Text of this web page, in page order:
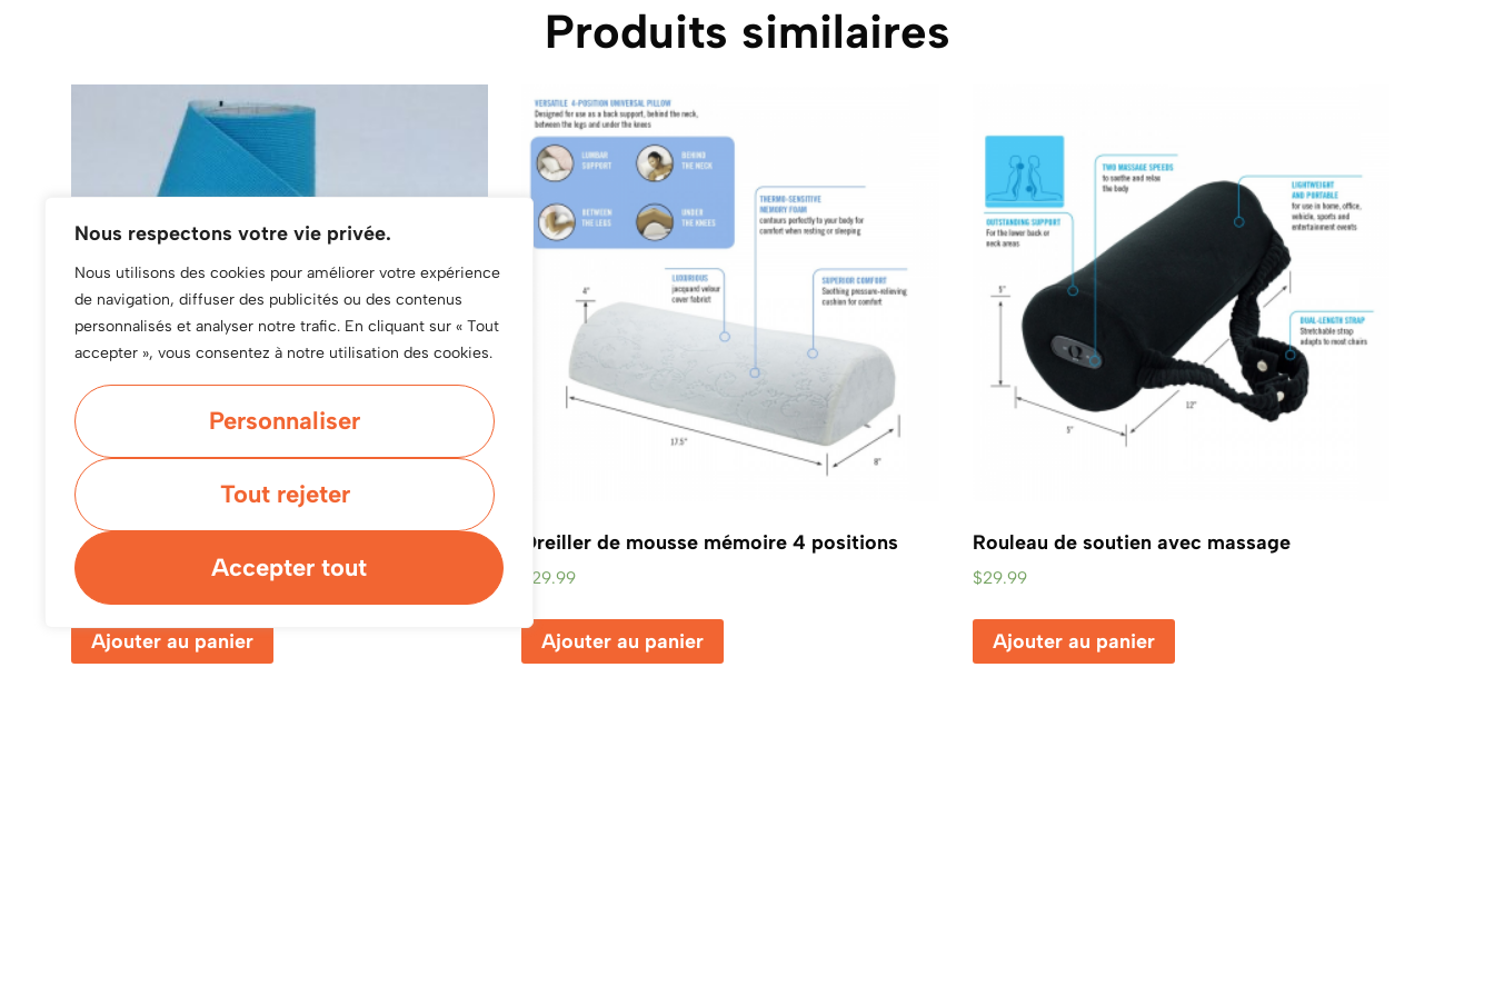
Nous respectons votre vie privée.
Nous utilisons des cookies pour améliorer votre expérience
de navigation, diffuser des publicités ou des contenus
personnalisés et analyser notre trafic. En cliquant sur « Tout
accepter », vous consentez à notre utilisation des cookies.
Personnaliser
Tout rejeter
Accepter tout
Produits similaires
Ruban de kinésiologie
$
Ajouter au panier
Oreiller de mousse mémoire 4 positions
29.99
Ajouter au panier
Rouleau de soutien avec massage
$29.99
Ajouter au panier